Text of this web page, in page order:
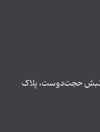
نبش حجت‌دوست، پلاک